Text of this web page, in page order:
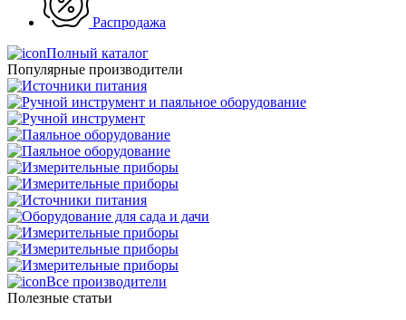
Распродажа
Полный каталог
Популярные производители
Все производители
Полезные статьи